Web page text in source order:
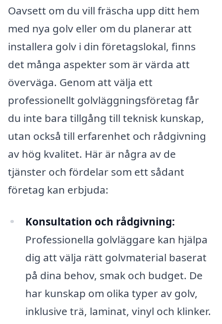
Oavsett om du vill fräscha upp ditt hem
med nya golv eller om du planerar att
installera golv i din företagslokal, finns
det många aspekter som är värda att
överväga. Genom att välja ett
professionellt golvläggningsföretag får
du inte bara tillgång till teknisk kunskap,
utan också till erfarenhet och rådgivning
av hög kvalitet. Här är några av de
tjänster och fördelar som ett sådant
företag kan erbjuda:
Konsultation och rådgivning:
Professionella golvläggare kan hjälpa
dig att välja rätt golvmaterial baserat
på dina behov, smak och budget. De
har kunskap om olika typer av golv,
inklusive trä, laminat, vinyl och klinker.